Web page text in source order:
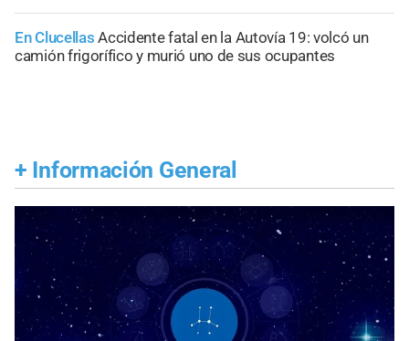
En Clucellas Accidente fatal en la Autovía 19: volcó un
camión frigorífico y murió uno de sus ocupantes
+ Información General